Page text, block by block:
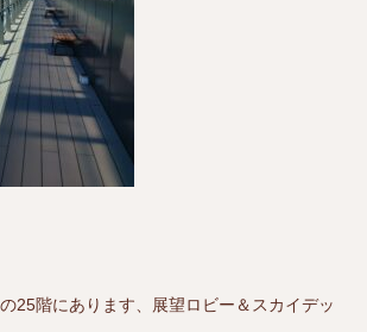
25階にあります、展望ロビー＆スカイデッ